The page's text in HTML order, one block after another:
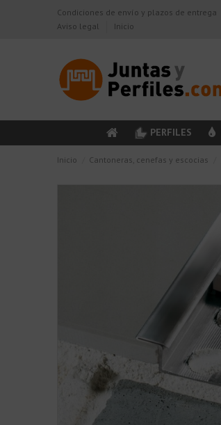
Condiciones de envío y plazos de entrega
Aviso legal
Inicio
PERFILES
Inicio Cantoneras, cenefas y escocias